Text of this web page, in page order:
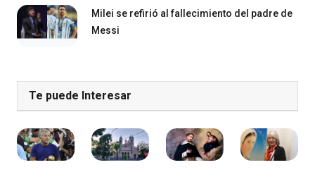
Milei se refirió al fallecimiento del padre de
Messi
Te puede Interesar